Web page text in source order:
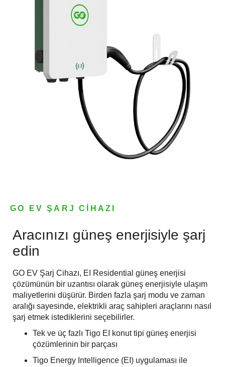
GO EV ŞARJ CIHAZI
Aracınızı güneş enerjisiyle şarj
edin
GO EV Şarj Cihazı, EI Residential güneş enerjisi
çözümünün bir uzantısı olarak güneş enerjisiyle ulaşım
maliyetlerini düşürür. Birden fazla şarj modu ve zaman
aralığı sayesinde, elektrikli araç sahipleri araçlarını nasıl
şarj etmek istediklerini seçebilirler.
Tek ve üç fazlı Tigo EI konut tipi güneş enerjisi
çözümlerinin bir parçası
Tigo Energy Intelligence (EI) uygulaması ile